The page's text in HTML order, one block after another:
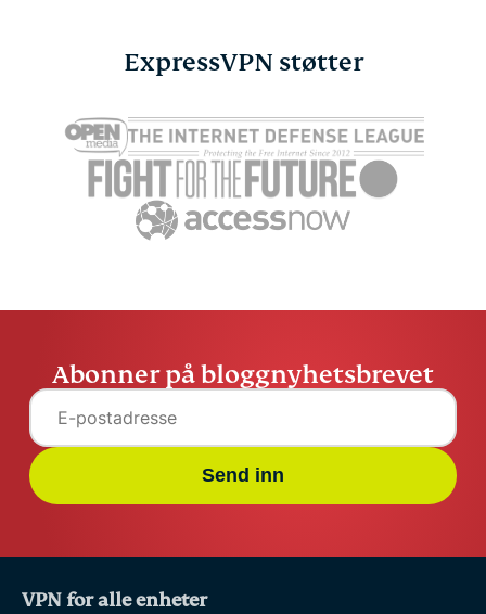
ExpressVPN støtter
Abonner på bloggnyhetsbrevet
Send inn
VPN for alle enheter